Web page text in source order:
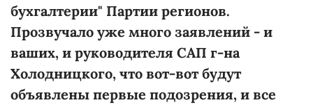
бухгалтерии" Партии регионов.
Прозвучало уже много заявлений - и
ваших, и руководителя САП г-на
Холодницкого, что вот-вот будут
объявлены первые подозрения, и все